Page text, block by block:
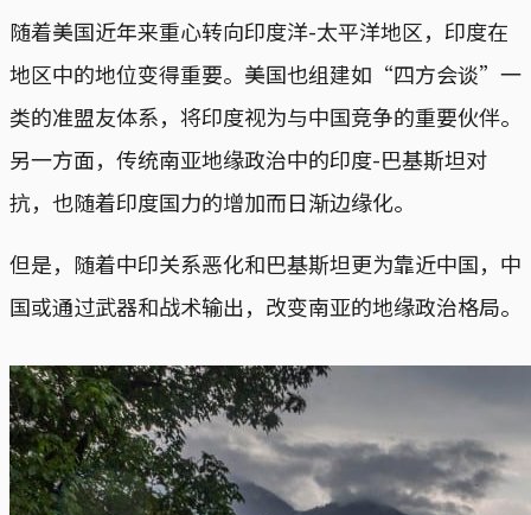
随着美国近年来重心转向印度洋-太平洋地区，印度在
地区中的地位变得重要。美国也组建如“四方会谈”一
类的准盟友体系，将印度视为与中国竞争的重要伙伴。
另一方面，传统南亚地缘政治中的印度-巴基斯坦对
抗，也随着印度国力的增加而日渐边缘化。
但是，随着中印关系恶化和巴基斯坦更为靠近中国，中
国或通过武器和战术输出，改变南亚的地缘政治格局。